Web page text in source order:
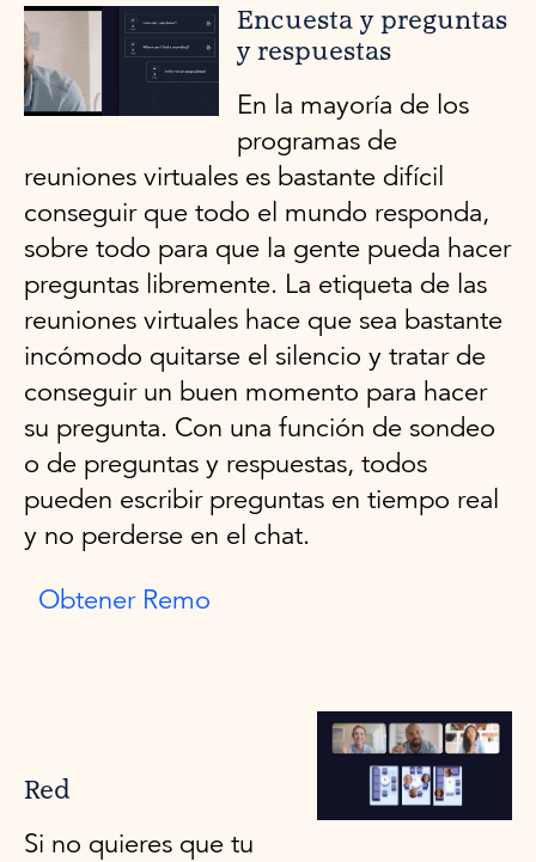
Encuesta y preguntas
y respuestas
En la mayoría de los
programas de
reuniones virtuales es bastante difícil
conseguir que todo el mundo responda,
sobre todo para que la gente pueda hacer
preguntas libremente. La etiqueta de las
reuniones virtuales hace que sea bastante
incómodo quitarse el silencio y tratar de
conseguir un buen momento para hacer
su pregunta. Con una función de sondeo
o de preguntas y respuestas, todos
pueden escribir preguntas en tiempo real
y no perderse en el chat.
Obtener Remo
Red
Si no quieres que tu